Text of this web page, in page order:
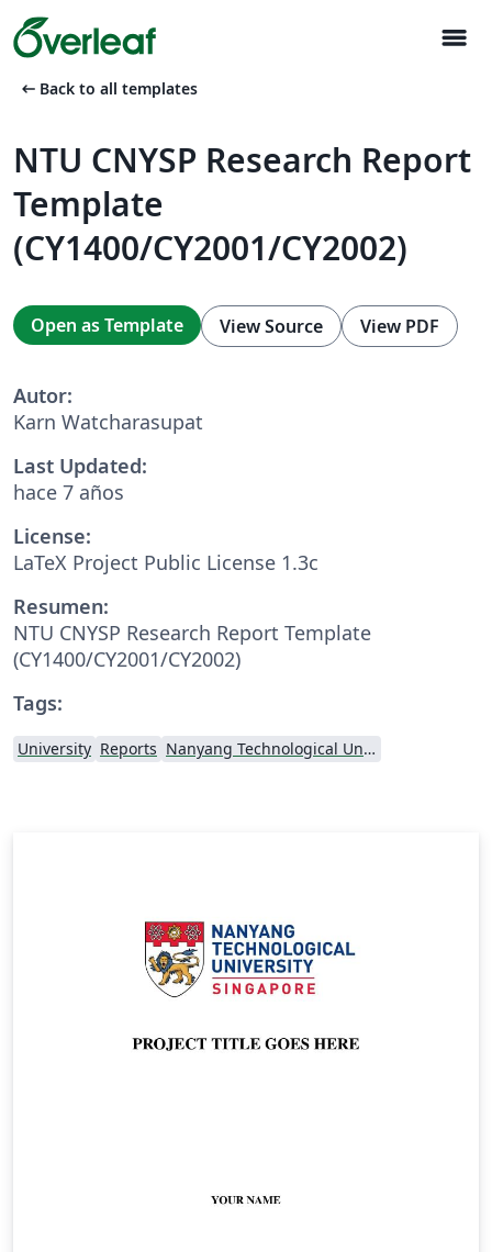
menu
arrow_left_alt Back to all templates
NTU CNYSP Research Report
Template
(CY1400/CY2001/CY2002)
Open as Template View Source View PDF
Autor:
Karn Watcharasupat
Last Updated:
hace 7 años
License:
LaTeX Project Public License 1.3c
Resumen:
NTU CNYSP Research Report Template
(CY1400/CY2001/CY2002)
Tags:
University Reports Nanyang Technological University